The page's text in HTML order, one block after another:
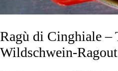
Ragù di Cinghiale –
Wildschwein-Ragout